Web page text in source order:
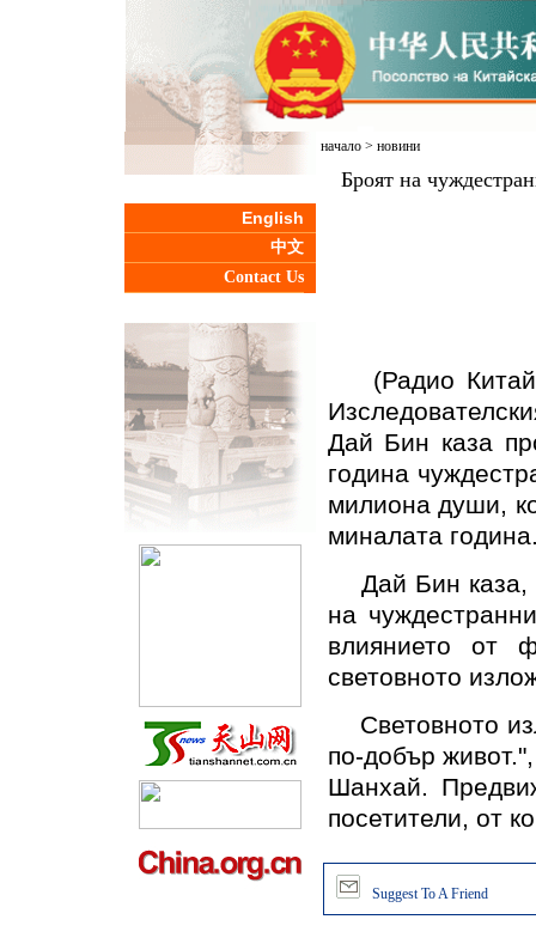
English
中文
Contact Us
начало> новини
Броят на
(Радио Китай
Дай Бин каза
година
милиона души,
миналата
Дай Бин каза,
на
влиянието от
световното
Световното
по-добър
Шанхай.
посетители, от
Suggest To A Friend